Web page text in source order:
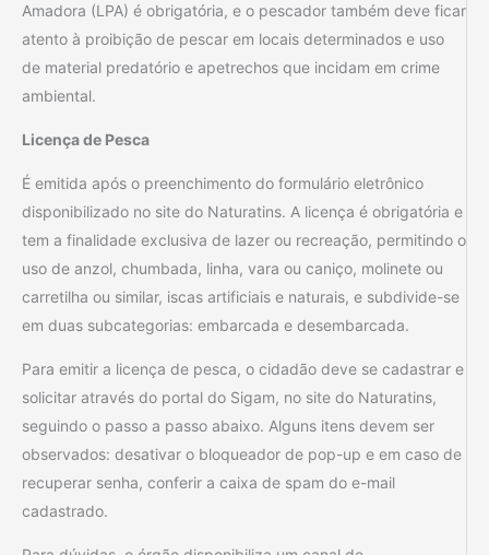
Amadora (LPA) é obrigatória, e o pescador também deve ficar
atento à proibição de pescar em locais determinados e uso
de material predatório e apetrechos que incidam em crime
ambiental.
Licença de Pesca
É emitida após o preenchimento do formulário eletrônico
disponibilizado no site do Naturatins. A licença é obrigatória e
tem a finalidade exclusiva de lazer ou recreação, permitindo o
uso de anzol, chumbada, linha, vara ou caniço, molinete ou
carretilha ou similar, iscas artificiais e naturais, e subdivide-se
em duas subcategorias: embarcada e desembarcada.
Para emitir a licença de pesca, o cidadão deve se cadastrar e
solicitar através do portal do Sigam, no site do Naturatins,
seguindo o passo a passo abaixo. Alguns itens devem ser
observados: desativar o bloqueador de pop-up e em caso de
recuperar senha, conferir a caixa de spam do e-mail
cadastrado.